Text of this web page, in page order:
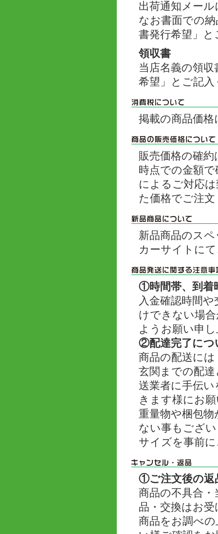
出荷通知メー
なお書面での
書発行希望」
領収書
当店名義の領
希望」とご記
掲載の商品価
販売価格の確
時点での金額
によるご対応
た価格でご注
新品商品のス
カーサイトに
①時間帯、到着
入金確認時間
けできない場
ようお願い申
②配達完了につ
商品の配送に
玄関までの配
送業者に手伝
きます様にお
重量物や梱包
ない事もござ
サイズを事前
①ご注文後の返
商品の不具合
品・交換はお
商品をお調べ